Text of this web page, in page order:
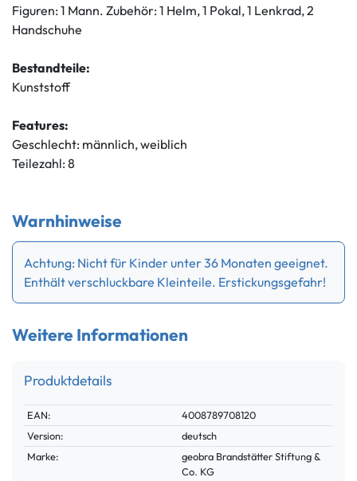
Figuren: 1 Mann. Zubehör: 1 Helm, 1 Pokal, 1 Lenkrad, 2
Handschuhe
Bestandteile:
Kunststoff
Features:
Geschlecht: männlich, weiblich
Teilezahl: 8
Warnhinweise
Achtung: Nicht für Kinder unter 36 Monaten geeignet.
Enthält verschluckbare Kleinteile. Erstickungsgefahr!
Weitere Informationen
Produktdetails
Technisches
Merkmal
Wert
EAN:
4008789708120
Version:
deutsch
Marke:
geobra Brandstätter Stiftung &
Co. KG